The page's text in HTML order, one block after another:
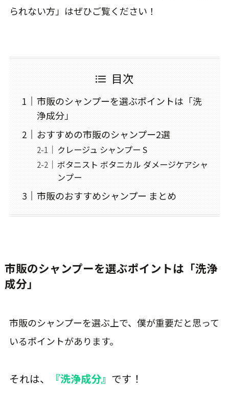
られない方」はぜひご覧ください！
目次
市販のシャンプーを選ぶポイントは「洗
浄成分」
おすすめの市販のシャンプー2選
クレージュ シャンプー S
ボタニスト ボタニカル ダメージケアシャ
ンプー
市販のおすすめシャンプー まとめ
市販のシャンプーを選ぶポイントは「洗浄
成分」
市販のシャンプーを選ぶ上で、僕が重要だと思って
いるポイントがあります。
それは、 『洗浄成分』 です！